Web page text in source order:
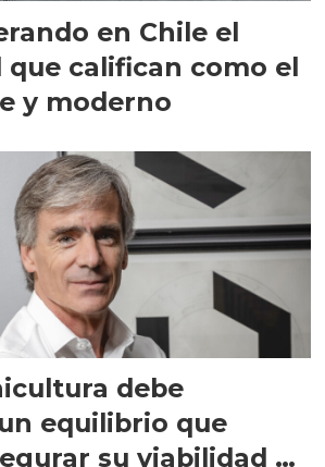
en Chile el
califican como el
y moderno
debe
equilibrio que
su viabilidad de